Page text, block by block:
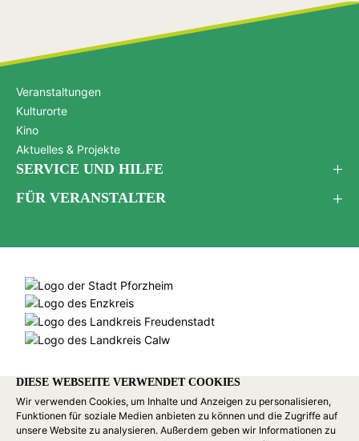
Veranstaltungen
Kulturorte
Kino
Aktuelles & Projekte
SERVICE UND HILFE
FÜR VERANSTALTER
DIESE WEBSEITE VERWENDET COOKIES
Wir verwenden Cookies, um Inhalte und Anzeigen zu personalisieren,
Funktionen für soziale Medien anbieten zu können und die Zugriffe auf
unsere Website zu analysieren. Außerdem geben wir Informationen zu